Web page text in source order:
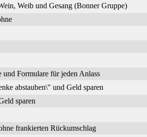
Weib und Gesang (Bonner Gruppe)
Formulare für jeden Anlass
abstauben\" und Geld sparen
sparen
frankierten Rückumschlag